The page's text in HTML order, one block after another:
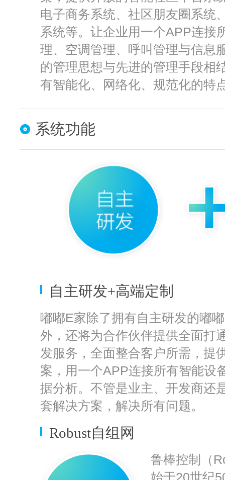
电子商务系统、社区朋友圈系统
系统等。让企业用一个APP连接
理、空调管理、呼叫管理与信息
的管理思想与先进的管理手段相
有智能化、网络化、规范化的特
系统功能
自主研发+高端定制
嘟嘟E家除了拥有自主研发的嘟
外，还将为合作伙伴提供全面打
发服务，全面整合客户所需，提
案，用一个APP连接所有智能设
据分析。不管是业主、开发商还
套解决方案，解决所有问题。
Robust自组网
鲁棒控制（
始于20世纪